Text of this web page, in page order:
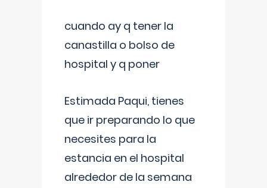
cuando ay q tener la
canastilla o bolso de
hospital y q poner
Estimada Paqui, tienes
que ir preparando lo que
necesites para la
estancia en el hospital
alrededor de la semana